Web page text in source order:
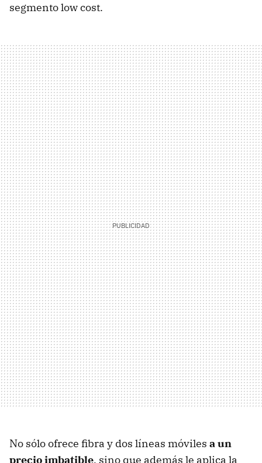
segmento low cost.
No sólo ofrece fibra y dos líneas móviles a un
precio imbatible, sino que además le aplica la